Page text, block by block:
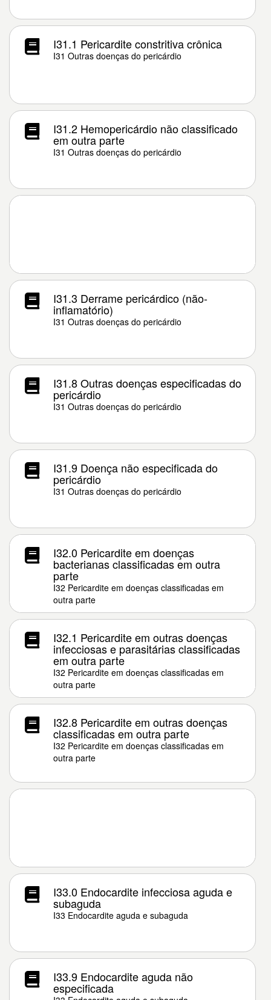
I31.1 Pericardite constritiva crônica
I31 Outras doenças do pericárdio
I31.2 Hemopericárdio não classificado
em outra parte
I31 Outras doenças do pericárdio
I31.3 Derrame pericárdico (não-
inflamatório)
I31 Outras doenças do pericárdio
I31.8 Outras doenças especificadas do
pericárdio
I31 Outras doenças do pericárdio
I31.9 Doença não especificada do
pericárdio
I31 Outras doenças do pericárdio
I32.0 Pericardite em doenças
bacterianas classificadas em outra
parte
I32 Pericardite em doenças classificadas em
outra parte
I32.1 Pericardite em outras doenças
infecciosas e parasitárias classificadas
em outra parte
I32 Pericardite em doenças classificadas em
outra parte
I32.8 Pericardite em outras doenças
classificadas em outra parte
I32 Pericardite em doenças classificadas em
outra parte
I33.0 Endocardite infecciosa aguda e
subaguda
I33 Endocardite aguda e subaguda
I33.9 Endocardite aguda não
especificada